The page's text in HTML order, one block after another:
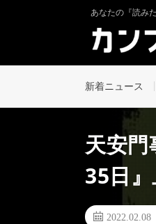
あなたの『読み
新着ニュース
天安
35日
2022.02.08